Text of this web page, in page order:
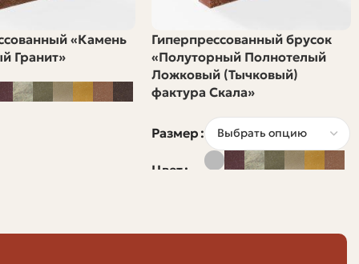
Нагрузка-bearing стены, несущие конструкции
Ненесущие и межкомнатные стены,
Внутренние и наружные стены при условии
Облицовка фасада, мощение, влажные условия
«Камень
Гранит»
Гиперпрессованный брусок
«Полуторный Полнотелый
Ложковый (Тычковый)
фактура Скала»
Размер
Цвет